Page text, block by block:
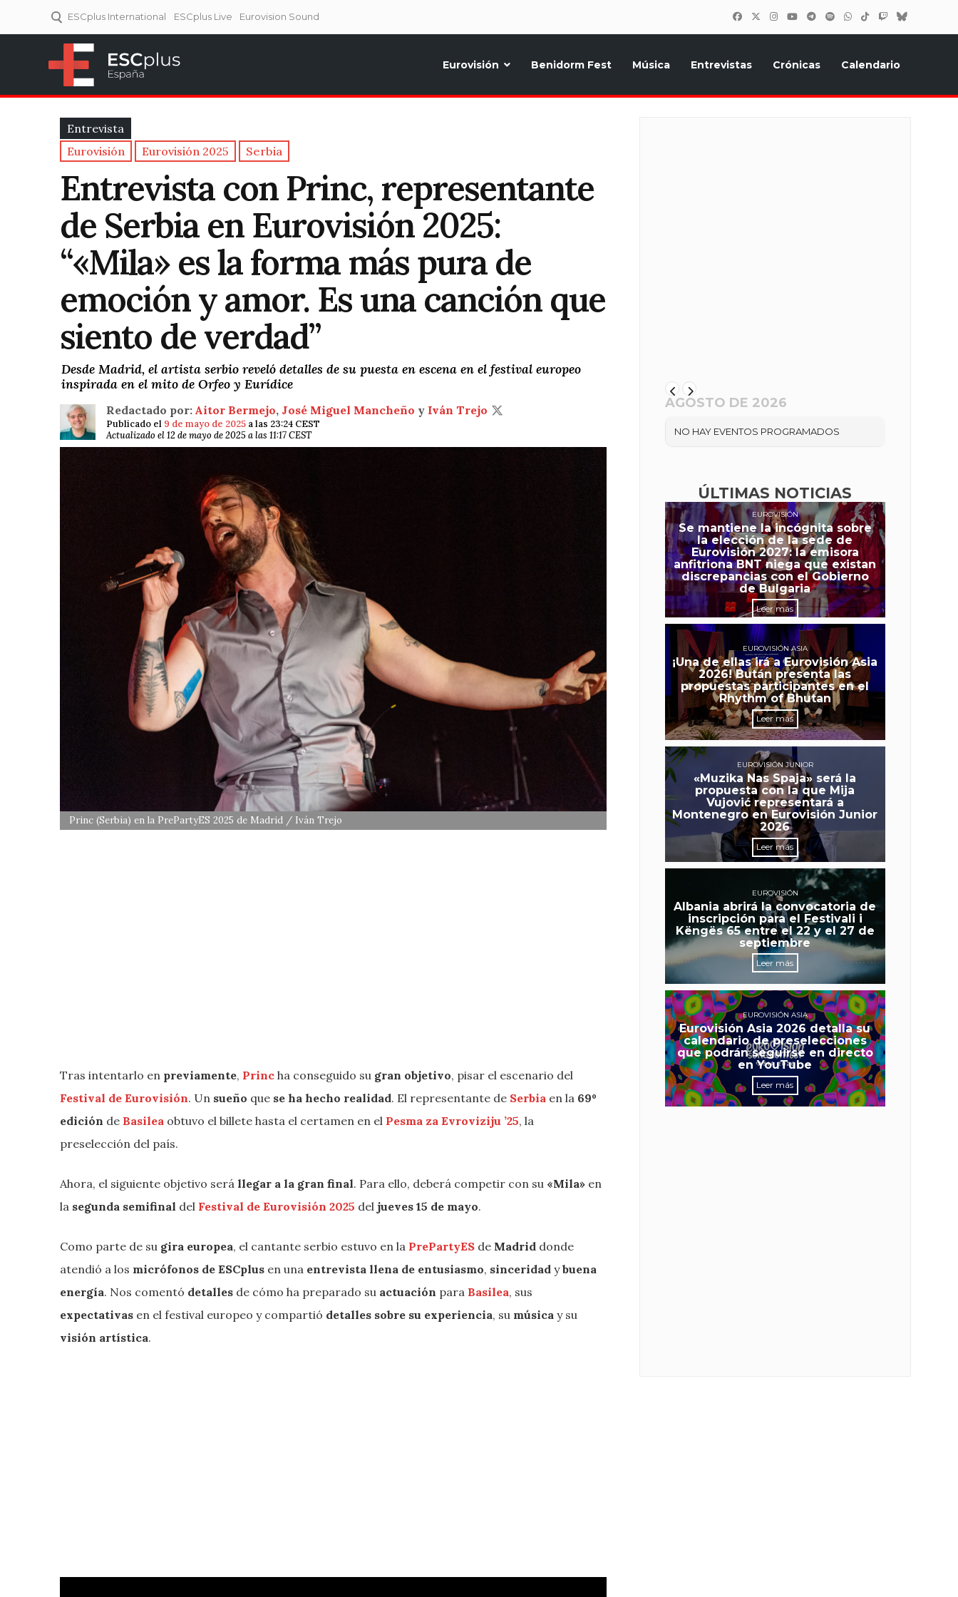
ESCplus International ESCplus Live Eurovision Sound
Eurovisión Benidorm Fest Música Entrevistas Crónicas Calendario
Entrevista
Eurovisión
Eurovisión 2025 Serbia
Entrevista con Princ, representante
de Serbia en Eurovisión 2025:
“«Mila» es la forma más pura de
emoción y amor. Es una canción que
siento de verdad”
Desde Madrid, el artista serbio reveló detalles de su puesta en escena en el festival europeo
inspirada en el mito de Orfeo y Eurídice
Redactado por: Aitor Bermejo, José Miguel Mancheño y Iván Trejo
Publicado el 9 de mayo de 2025 a las 23:24 CEST
Actualizado el 12 de mayo de 2025 a las 11:17 CEST
Princ (Serbia) en la PrePartyES 2025 de Madrid / Iván Trejo
Tras intentarlo en previamente, Princ ha conseguido su gran objetivo, pisar el escenario del
Festival de Eurovisión. Un sueño que se ha hecho realidad. El representante de Serbia en la 69º
edición de Basilea obtuvo el billete hasta el certamen en el Pesma za Evroviziju ’25, la
preselección del país.
Ahora, el siguiente objetivo será llegar a la gran final. Para ello, deberá competir con su «Mila» en
la segunda semifinal del Festival de Eurovisión 2025 del jueves 15 de mayo.
Como parte de su gira europea, el cantante serbio estuvo en la PrePartyES de Madrid donde
atendió a los micrófonos de ESCplus en una entrevista llena de entusiasmo, sinceridad ybuena
energía. Nos comentó detalles de cómo ha preparado su actuación para Basilea, sus
expectativas en el festival europeo y compartió detalles sobre su experiencia, su música y su
visión artística.
AGOSTO DE 2026
NO HAY EVENTOS PROGRAMADOS
ÚLTIMAS NOTICIAS
EUROVISIÓN
Se mantiene la incógnita sobre
la elección de la sede de
Eurovisión 2027: la emisora
anfitriona BNT niega que existan
discrepancias con el Gobierno
de Bulgaria
Leer más
EUROVISIÓN ASIA
¡Una de ellas irá a Eurovisión Asia
2026! Bután presenta las
propuestas participantes en el
Rhythm of Bhutan
Leer más
EUROVISIÓN JUNIOR
«Muzika Nas Spaja» será la
propuesta con la que Mija
Vujović representará a
Montenegro en Eurovisión Junior
2026
Leer más
EUROVISIÓN
Albania abrirá la convocatoria de
inscripción para el Festivali i
Këngës 65 entre el 22 y el 27 de
septiembre
Leer más
EUROVISIÓN ASIA
Eurovisión Asia 2026 detalla su
calendario de preselecciones
que podrán seguirse en directo
en YouTube
Leer más